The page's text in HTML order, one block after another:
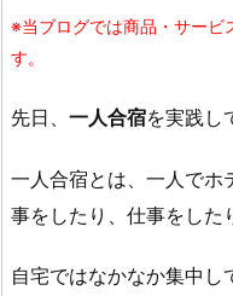
※当ブログでは商品・サービ
す。
先日、 一人合宿を実践し
一人合宿とは、一人でホ
事をしたり、仕事をした
自宅ではなかなか集中